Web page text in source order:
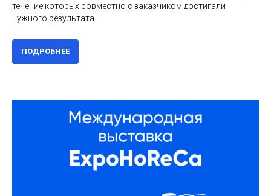
течение которых совместно с заказчиком достигали
нужного результата.
ПОДРОБНЕЕ